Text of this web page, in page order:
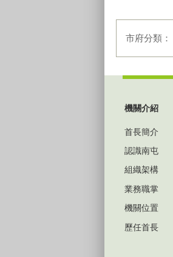
市府分類：
機關介紹
首長簡介
認識南屯
組織架構
業務職掌
機關位置
歷任首長